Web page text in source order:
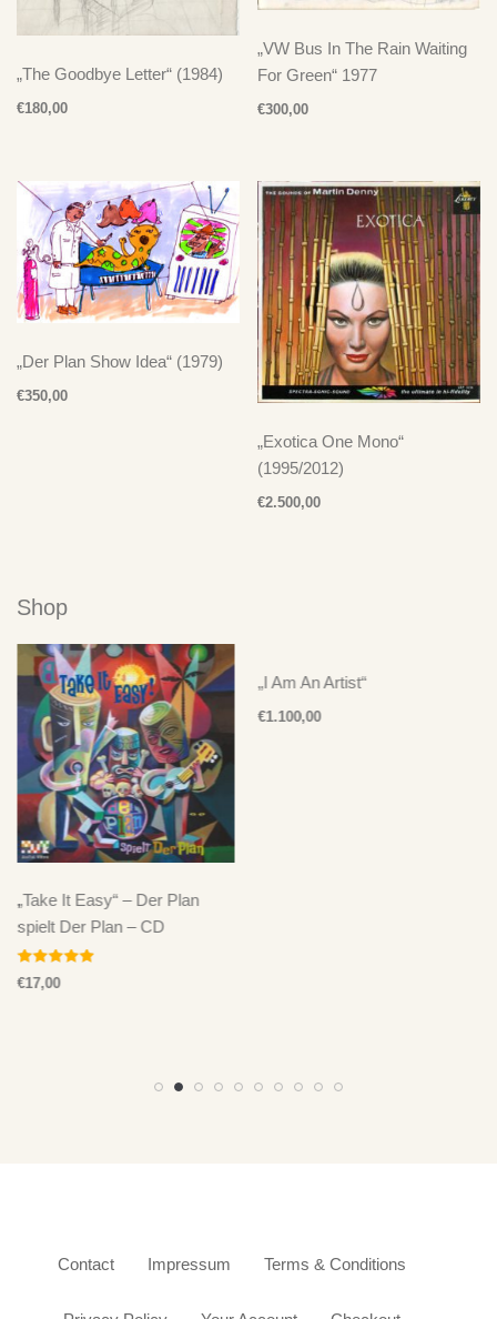
„The Goodbye Letter“ (1984)
€180,00
„VW Bus In The Rain Waiting
For Green“ 1977
€300,00
„Der Plan Show Idea“ (1979)
€350,00
„Exotica One Mono“
(1995/2012)
€2.500,00
Shop
It Easy“ – Der Plan
Der Plan – CD
mit
„I Am An Artist“
€ 1.100,00
Contact Impressum Terms & Conditions